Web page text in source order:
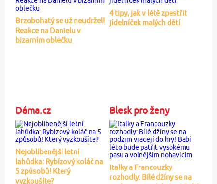
Brzobohatý se už neudržel!
Reakce na Danielu v
bizarním oblečku
4 tipy, jak v létě zpestřit
jídelníček malých dětí
Dáma.cz
Nejoblíbenější letní
lahůdka: Rybízový koláč na
5 způsobů! Který
vyzkoušíte?
Blesk pro ženy
Italky a Francouzky
rozhodly: Bílé džíny se na